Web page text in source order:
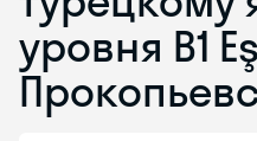
уровня B1
Skyeng Chat